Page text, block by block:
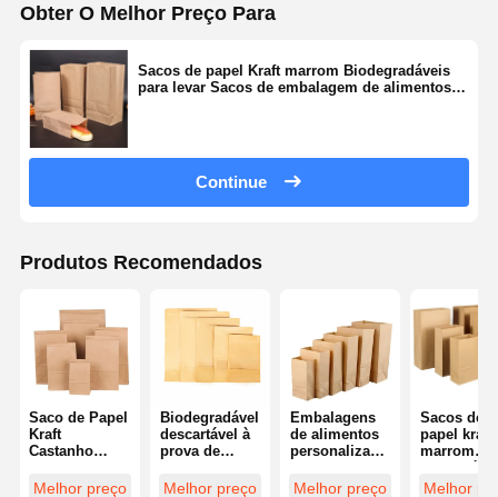
Obter O Melhor Preço Para
Sacos de papel Kraft marrom Biodegradáveis
para levar Sacos de embalagem de alimentos
Continue
Produtos Recomendados
Saco de Papel
Kraft
Castanho
Embalagem
Melhor preço
Biodegradável
descartável à
prova de
Impressão de
Melhor preço
Embalagens
de alimentos
personalizadas
de papel kraft
Melhor preço
Sacos de
papel kraft
marrom
Melhor